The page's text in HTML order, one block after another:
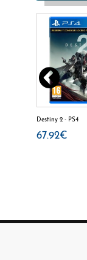
Destiny 2 - PS4
67.92€